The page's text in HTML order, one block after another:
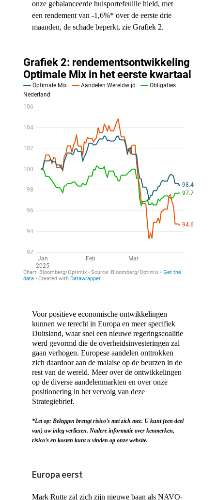
onze gebalanceerde huisportefeuille hield, met
een rendement van -1,6%* over de eerste drie
maanden, de schade beperkt, zie Grafiek 2.
Voor positieve economische ontwikkelingen
kunnen we terecht in Europa en meer specifiek
Duitsland, waar snel een nieuwe regeringscoalitie
werd gevormd die de overheidsinvesteringen zal
gaan verhogen. Europese aandelen onttrokken
zich daardoor aan de malaise op de beurzen in de
rest van de wereld. Meer over de ontwikkelingen
op de diverse aandelenmarkten en over onze
positionering in het vervolg van deze
Strategiebrief.
*Let op: Beleggen brengt risico’s met zich mee. U kunt (een deel
van) uw inleg verliezen. Nadere informatie over kenmerken,
risico’s en kosten kunt u vinden op onze website.
Europa eerst
Mark Rutte zal zich zijn nieuwe baan als NAVO-